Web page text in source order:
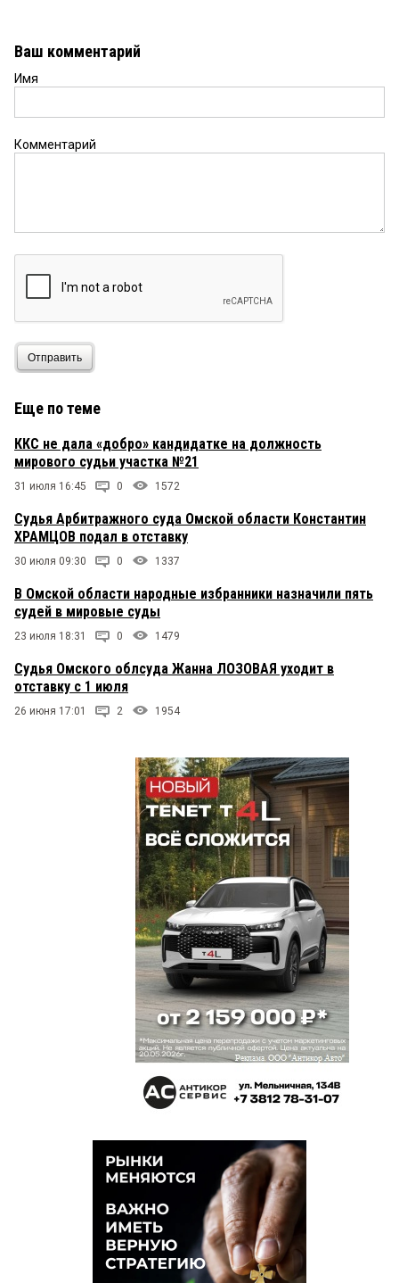
Ваш комментарий
Имя
Комментарий
Отправить
Еще по теме
ККС не дала «добро» кандидатке на должность
мирового судьи участка №21
31 июля 16:45 0 1572
Судья Арбитражного суда Омской области Константин
ХРАМЦОВ подал в отставку
30 июля 09:30 0 1337
В Омской области народные избранники назначили пять
судей в мировые суды
23 июля 18:31 0 1479
Судья Омского облсуда Жанна ЛОЗОВАЯ уходит в
отставку с 1 июля
26 июня 17:01 2 1954